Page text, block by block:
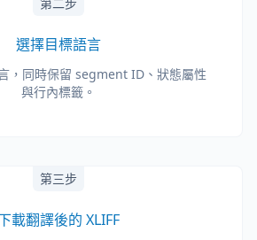
選擇目標語言
，同時保留 segment ID、狀態屬性
與行內標籤。
第三步
載翻譯後的 XLIFF